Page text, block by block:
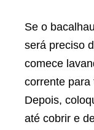
Se o
será preciso
comece
corrente para
Depois,
até cobrir e